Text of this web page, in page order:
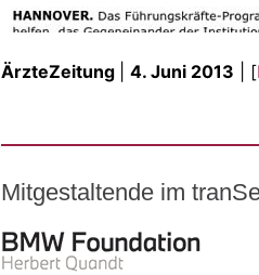
ÄrzteZeitung 4. Juni 2013 | [
Mitgestaltende im
Logo – BMW Foundation